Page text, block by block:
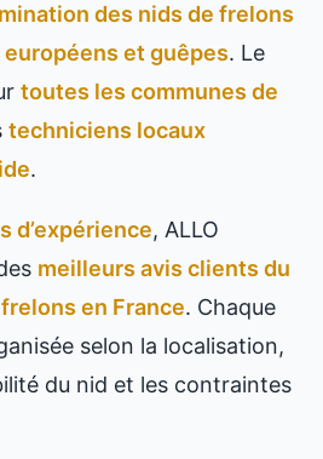
des nids de frelons
et guêpes. Le
toutes les communes de
techniciens locaux
.
d’expérience, ALLO
meilleurs avis clients du
en France. Chaque
selon la localisation,
du nid et les contraintes